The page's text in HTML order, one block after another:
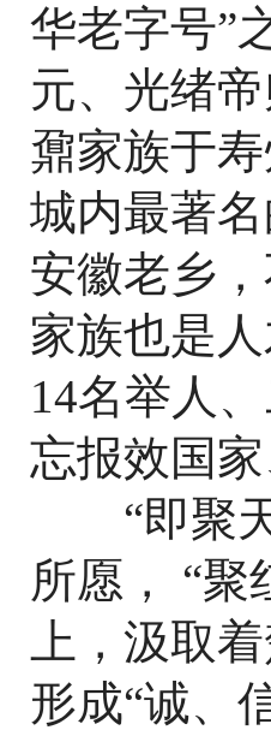
华老字号”
元、光绪
鼐家族于
城内最著
安徽老乡
家族也是
14名举人
忘报效国
“即聚天
所愿， “
上，汲取
形成“诚、